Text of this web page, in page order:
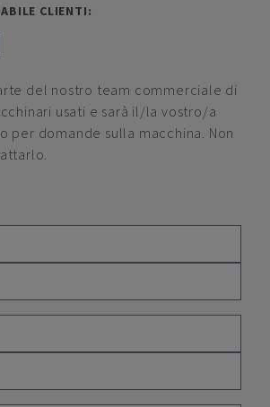
CLIENTI:
del nostro team commerciale di
usati e sarà il/la vostro/a
per domande sulla macchina. Non